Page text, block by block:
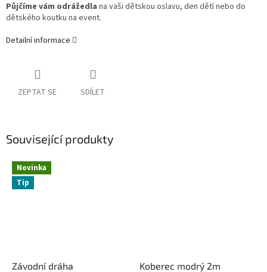
Půjčíme vám odrážedla na vaši dětskou oslavu, den dětí nebo do
dětského koutku na event.
Detailní informace
ZEPTAT SE SDÍLET
Související produkty
Novinka
Tip
Závodní dráha Koberec modrý 2m